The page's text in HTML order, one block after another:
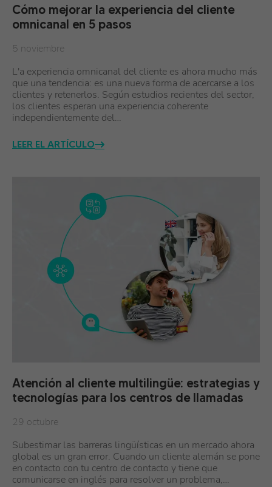
Cómo mejorar la experiencia del cliente
omnicanal en 5 pasos
5 noviembre
L'a experiencia omnicanal del cliente es ahora mucho más
que una tendencia: es una nueva forma de acercarse a los
clientes y retenerlos. Según estudios recientes del sector,
los clientes esperan una experiencia coherente
independientemente del…
LEER EL ARTÍCULO
Atención al cliente multilingüe: estrategias y
tecnologías para los centros de llamadas
29 octubre
Subestimar las barreras lingüísticas en un mercado ahora
global es un gran error. Cuando un cliente alemán se pone
en contacto con tu centro de contacto y tiene que
comunicarse en inglés para resolver un problema,…